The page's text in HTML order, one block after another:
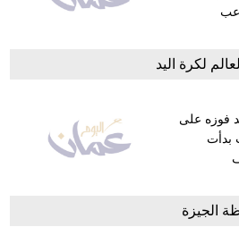
فوزه على
بدأت
الجيزة